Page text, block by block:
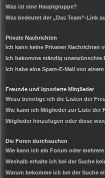
Was ist eine Hauptgruppe?
Was bedeutet der „Das Team“-Link
Private Nachrichten
Ich kann keine Privaten Nachrichten
Ich bekomme ständig unerwünschte
Ich habe eine Spam-E-Mail von
Freunde und ignorierte Mitglieder
Wozu benötige ich die Listen der
Wie kann ich Mitglieder zur Liste der
Mitglieder hinzufügen oder diese
Die Foren durchsuchen
Wie kann ich ein Forum oder
Weshalb erhalte ich bei der Suche
Warum bekomme ich bei der Suche